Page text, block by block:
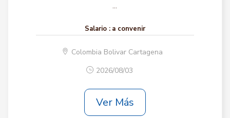
...
Salario : a convenir
Colombia Bolivar Cartagena
2026/08/03
Ver Más